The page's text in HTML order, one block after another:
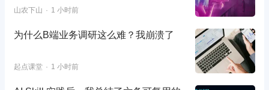
山农下山 1 小时前
为什么B端业务调研这么难？我崩溃了
起点课堂 1 小时前